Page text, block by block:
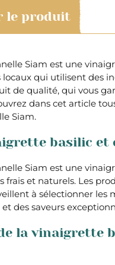
le produit
Siam est une
qui utilisent des
de qualité, qui vous
dans cet article
Siam.
basilic et
Siam est une
et naturels. Les
à sélectionner les
des saveurs
la vinaigrette